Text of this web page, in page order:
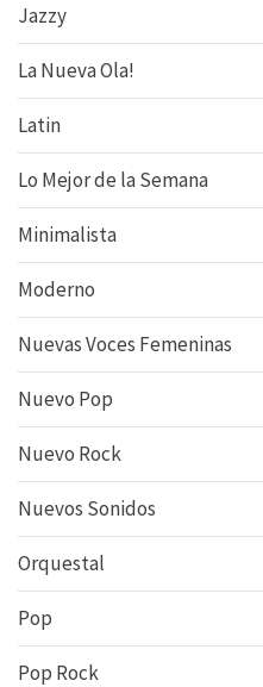
Jazzy
La Nueva Ola!
Latin
Lo Mejor de la Semana
Minimalista
Moderno
Nuevas Voces Femeninas
Nuevo Pop
Nuevo Rock
Nuevos Sonidos
Orquestal
Pop
Pop Rock